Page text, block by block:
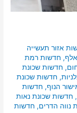
אזור תעשייה
,חדשות רמת
,חדשות שכונת
,חדשות שכונת
הנוף,חדשות
,חדשות שכונת נאות
נווה הדרים,חדשות